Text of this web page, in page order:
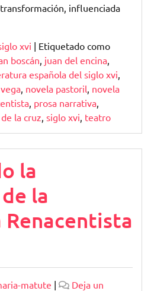
influenciada
xvi | Etiquetado como
boscán juan del encina
española del siglo xvi
novela pastoril novela
prosa narrativa
la cruz siglo xvi teatro
la
la
matute |
Deja un